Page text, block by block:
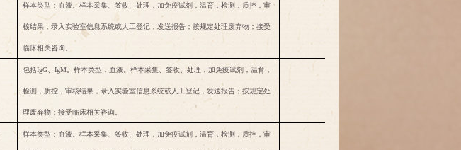
样本类型：血液。样本采集、签收、处理，加免疫试剂，温育，检测，质控，审
核结果，录入实验室信息系统或人工登记，发送报告；按规定处理废弃物；接受
临床相关咨询。
包括IgG、IgM。样本类型：血液。样本采集、签收、处理，加免疫试剂，温育，
检测，质控，审核结果，录入实验室信息系统或人工登记，发送报告；按规定处
理废弃物；接受临床相关咨询。
样本类型：血液。样本采集、签收、处理，加免疫试剂，温育，检测，质控，审